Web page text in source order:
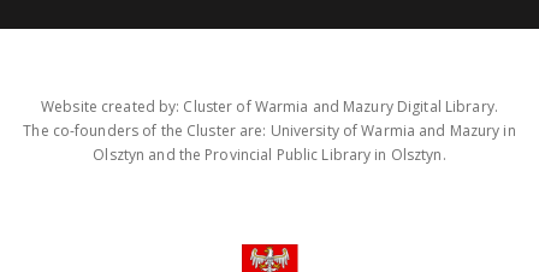
Website created by: Cluster of Warmia and Mazury Digital Library.
The co-founders of the Cluster are: University of Warmia and Mazury in
Olsztyn and the Provincial Public Library in Olsztyn.